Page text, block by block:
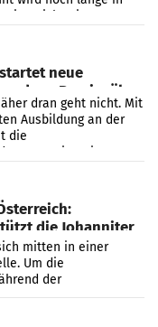
Eine Richterin setzte
neue
um Praxisnähe
dran geht nicht. Mit
Ausbildung an der
die
WIFI Wien eine neue
die Johanniter
mitten in einer
Um die
der
unterstützen, stellt
seine